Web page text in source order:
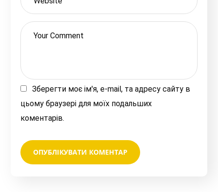
Зберегти моє ім'я, e-mail, та адресу сайту в
цьому браузері для моїх подальших
коментарів.